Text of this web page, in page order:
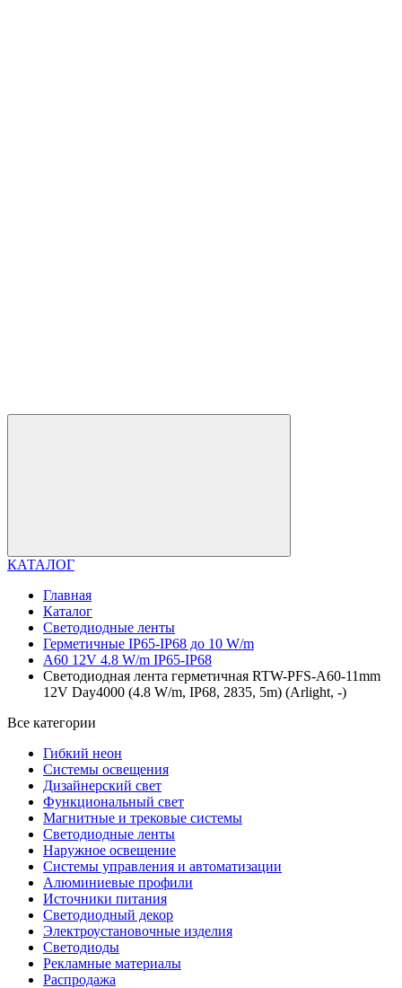
КАТАЛОГ
Главная
Каталог
Светодиодные ленты
Герметичные IP65-IP68 до 10 W/m
A60 12V 4.8 W/m IP65-IP68
Светодиодная лента герметичная RTW-PFS-A60-11mm
12V Day4000 (4.8 W/m, IP68, 2835, 5m) (Arlight, -)
Все категории
Гибкий неон
Системы освещения
Дизайнерский свет
Функциональный свет
Магнитные и трековые системы
Светодиодные ленты
Наружное освещение
Системы управления и автоматизации
Алюминиевые профили
Источники питания
Светодиодный декор
Электроустановочные изделия
Светодиоды
Рекламные материалы
Распродажа